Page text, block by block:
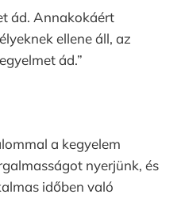
ád. Annakokáért
ellene áll, az
ád.”
a kegyelem
nyerjünk, és
időben való